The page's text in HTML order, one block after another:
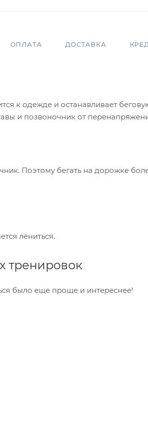
ОПЛАТА ДОСТАВКА
к одежде и останавливает
и позвоночник от
Поэтому бегать на дорожке
лениться.
тренировок
было еще проще и интереснее!